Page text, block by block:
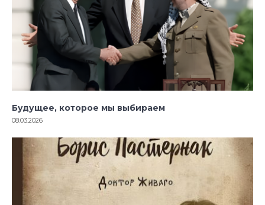
Будущее, которое мы выбираем
08.03.2026